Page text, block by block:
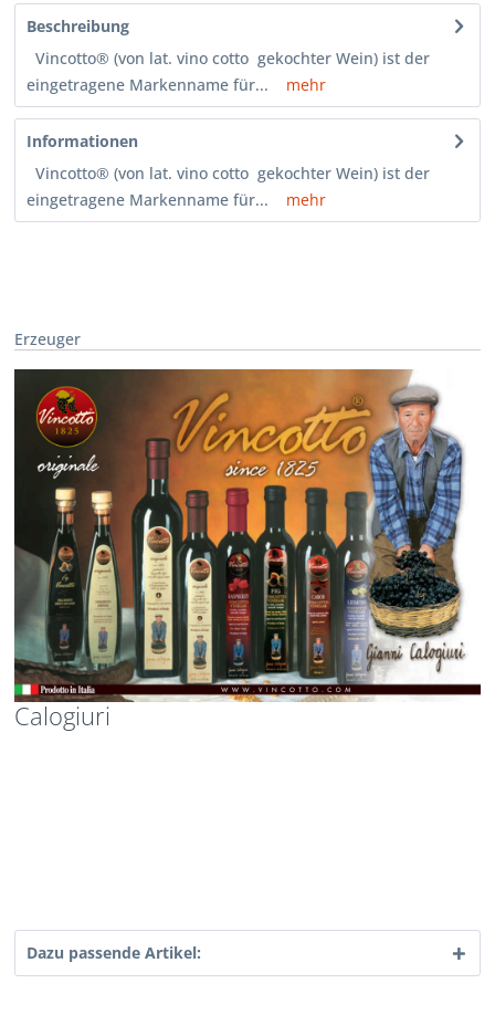
Beschreibung
Vincotto® (von lat. vino cotto  gekochter Wein) ist der
eingetragene Markenname für...
mehr
Informationen
Vincotto® (von lat. vino cotto  gekochter Wein) ist der
eingetragene Markenname für...
mehr
Erzeuger
Calogiuri
Dazu passende Artikel: